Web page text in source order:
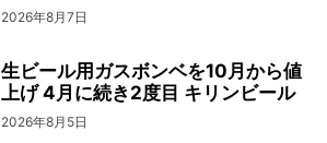
2026年8月7日
生ビール用ガスボンベを10月から値
上げ 4月に続き2度目 キリンビール
2026年8月5日